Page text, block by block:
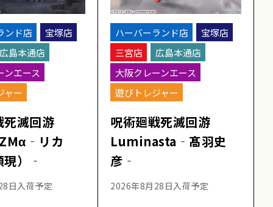
ンド店
宝塚店
島本通店
ンエース
ャー
死滅回游
リカ
現）‐
日入荷予定
ハーバーランド店
宝塚店
三宮店
広島本通店
大阪クレーンエース
遊びトレジャー
呪術廻戦死滅回游
Luminasta‐髙羽史
彦‐
2026年8月28日入荷予定